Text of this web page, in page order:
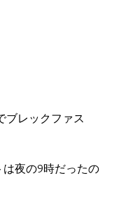
ブレックファス
夜の9時だったの